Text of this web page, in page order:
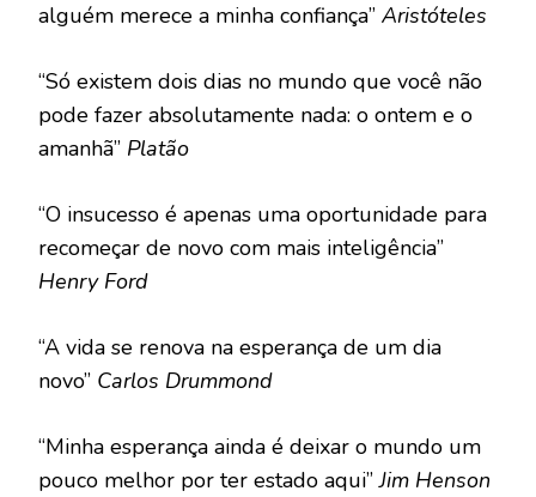
alguém merece a minha confiança” Aristóteles
“Só existem dois dias no mundo que você não
pode fazer absolutamente nada: o ontem e o
amanhã” Platão
“O insucesso é apenas uma oportunidade para
recomeçar de novo com mais inteligência”
Henry Ford
“A vida se renova na esperança de um dia
novo” Carlos Drummond
“Minha esperança ainda é deixar o mundo um
pouco melhor por ter estado aqui”Jim Henson